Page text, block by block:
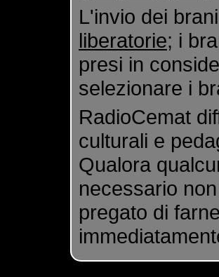
L'invio dei
liberatorie; i
presi in
selezionare i
RadioCemat
culturali e
Qualora
necessario
pregato di